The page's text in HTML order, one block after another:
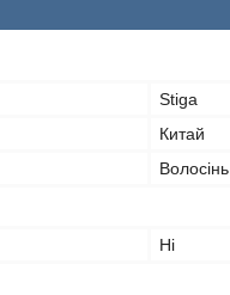
Stiga
Китай
Волосінь
Ні